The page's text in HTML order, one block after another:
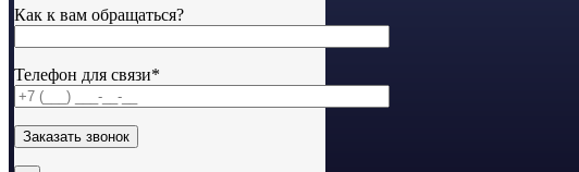
Как к вам обращаться?
Телефон для связи*